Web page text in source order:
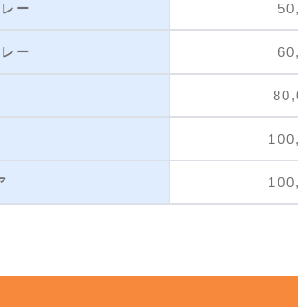
ー
ー